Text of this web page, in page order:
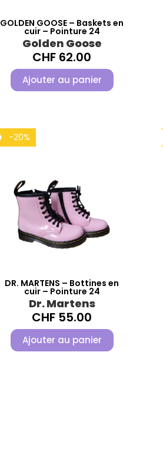
GOLDEN GOOSE – Baskets en
cuir – Pointure 24
Golden Goose
CHF 62.00
Ajouter au panier
-20%
DR. MARTENS – Bottines en
cuir – Pointure 24
Dr. Martens
CHF 55.00
Ajouter au panier